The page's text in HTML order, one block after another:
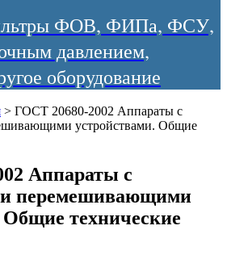
ФОВ, ФИПа, ФСУ,
давлением,
оборудование
> ГОСТ 20680-2002 Аппараты с
устройствами. Общие
Аппараты с
перемешивающими
Общие технические